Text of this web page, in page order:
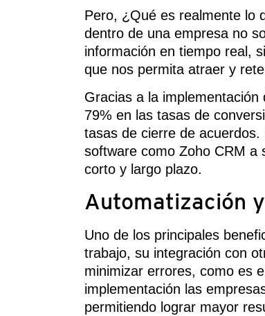
Pero, ¿Qué es realmente lo
dentro de una empresa no
información en tiempo real,
que nos permita atraer y
Gracias a la
79% en las tasas de
tasas de cierre de acuerdos.
software como Zoho CRM a
corto y largo plazo.
Automatización
Uno de los principales
trabajo, su integración con
minimizar errores, como es
implementación las
permitiendo lograr mayor